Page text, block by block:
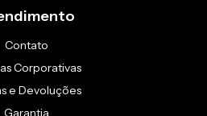
Contato
Corporativas
e Devoluções
Garantia